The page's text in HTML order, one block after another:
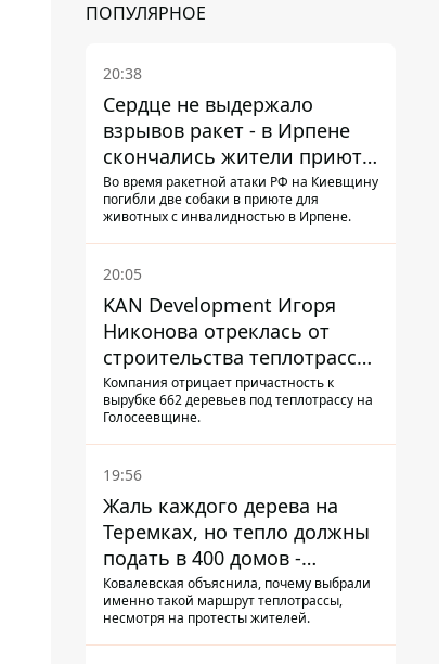
ПОПУЛЯРНОЕ
20:38
Сердце не выдержало
взрывов ракет - в Ирпене
скончались жители приюта
для собак с инвалидностью
Во время ракетной атаки РФ на Киевщину
погибли две собаки в приюте для
животных с инвалидностью в Ирпене.
20:05
KAN Development Игоря
Никонова отреклась от
строительства теплотрассы
на Теремках
Компания отрицает причастность к
вырубке 662 деревьев под теплотрассу на
Голосеевщине.
19:56
Жаль каждого дерева на
Теремках, но тепло должны
подать в 400 домов -
депутат Киевсовета
Ковалевская объяснила, почему выбрали
именно такой маршрут теплотрассы,
несмотря на протесты жителей.